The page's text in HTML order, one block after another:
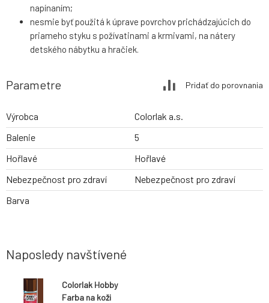
napínaním;
nesmie byť použitá k úprave povrchov prichádzajúcich do
priameho styku s požívatinami a krmivami, na nátery
detského nábytku a hračiek.
Parametre Pridať do porovnania
Výrobca
Colorlak a.s.
Balenie
5
Hořlavé
Hořlavé
Nebezpečnost pro zdraví
Nebezpečnost pro zdraví
Barva
Naposledy navštívené
Colorlak Hobby
Farba na koži